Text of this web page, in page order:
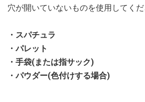
穴が開いていないものを使用してくだ
・スパチュラ
・パレット
・手袋(または指サック)
・パウダー(色付けする場合)